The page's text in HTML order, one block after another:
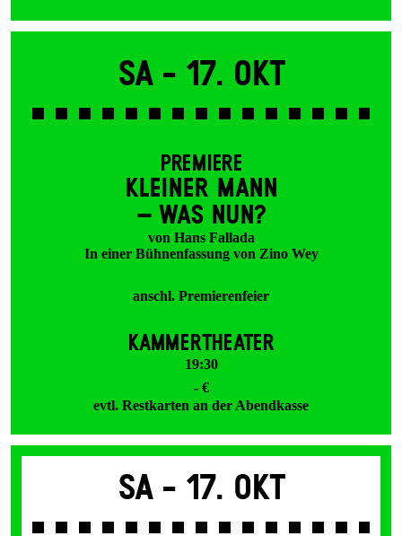
Sa - 17. Okt
PREMIERE
KLEINER MANN
– WAS NUN?
von Hans Fallada
In einer Bühnenfassung von Zino Wey
anschl. Premierenfeier
KAMMERTHEATER
19:30
- €
evtl. Restkarten an der Abendkasse
Sa - 17. Okt